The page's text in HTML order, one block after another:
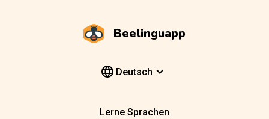
Beelinguapp
Deutsch
Lerne Sprachen